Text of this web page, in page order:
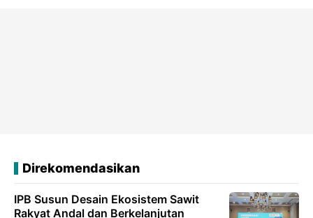
Direkomendasikan
IPB Susun Desain Ekosistem Sawit
Rakyat Andal dan Berkelanjutan